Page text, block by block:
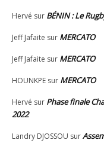
Hervé sur BÉNIN : Le
Jeff Jafaite sur MERCATO
Jeff Jafaite sur MERCATO
HOUNKPE sur MERCATO
Hervé sur Phase finale
2022
Landry DJOSSOU sur